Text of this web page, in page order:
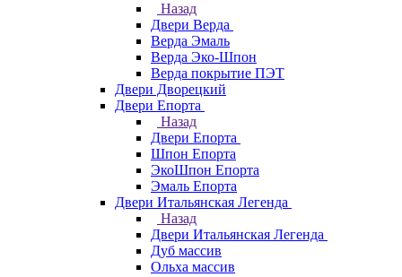
Назад
Двери Верда
Верда Эмаль
Верда Эко-Шпон
Верда покрытие ПЭТ
Двери Дворецкий
Двери Епорта
Назад
Двери Епорта
Шпон Епорта
ЭкоШпон Епорта
Эмаль Епорта
Двери Итальянская Легенда
Назад
Двери Итальянская Легенда
Дуб массив
Ольха массив